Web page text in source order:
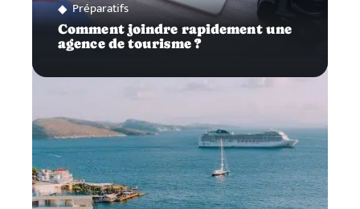
Préparatifs
Comment joindre rapidement une
agence de tourisme ?